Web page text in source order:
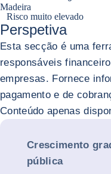
Madeira
Risco muito elevado
Perspetiva
Esta secção é uma
responsáveis
empresas. Fornece
pagamento e de
Conteúdo apenas
Crescimento
pública